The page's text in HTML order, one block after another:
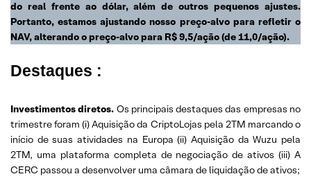
do real frente ao dólar, além de outros pequenos ajustes.
Portanto, estamos ajustando nosso preço-alvo para refletir o
NAV, alterando o preço-alvo para R$ 9,5/ação (de 11,0/ação).
Destaques :
Investimentos diretos. Os principais destaques das empresas no
trimestre foram (i) Aquisição da CriptoLojas pela 2TM marcando o
início de suas atividades na Europa (ii) Aquisição da Wuzu pela
2TM, uma plataforma completa de negociação de ativos (iii) A
CERC passou a desenvolver uma câmara de liquidação de ativos;